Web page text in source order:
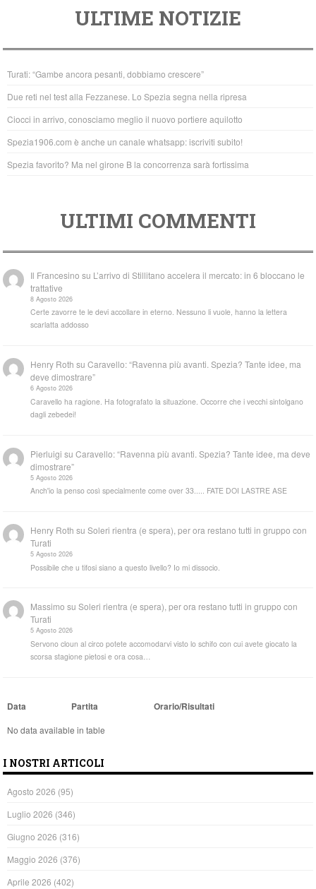
e
b
o
o
k
er
at
s
A
p
p
ULTIME NOTIZIE
Turati: “Gambe ancora pesanti, dobbiamo crescere”
Due reti nel test alla Fezzanese. Lo Spezia segna nella ripresa
Ciocci in arrivo, conosciamo meglio il nuovo portiere aquilotto
Spezia1906.com è anche un canale whatsapp: iscriviti subito!
Spezia favorito? Ma nel girone B la concorrenza sarà fortissima
ULTIMI COMMENTI
Il Francesino su L’arrivo di Stillitano accelera il mercato: in 6 bloccano le
trattative
8 Agosto 2026
Certe zavorre te le devi accollare in eterno. Nessuno li vuole, hanno la lettera
scarlatta addosso
Henry Roth suCaravello: “Ravenna più avanti. Spezia? Tante idee, ma
deve dimostrare”
6 Agosto 2026
Caravello ha ragione. Ha fotografato la situazione. Occorre che i vecchi sintolgano
dagli zebedei!
Pierluigi suCaravello: “Ravenna più avanti. Spezia? Tante idee, ma deve
dimostrare”
5 Agosto 2026
Anch'io la penso così specialmente come over 33..... FATE DOI LASTRE ASE
Henry Roth suSoleri rientra (e spera), per ora restano tutti in gruppo con
Turati
5 Agosto 2026
Possibile che u tifosi siano a questo livello? Io mi dissocio.
Massimo suSoleri rientra (e spera), per ora restano tutti in gruppo con
Turati
5 Agosto 2026
Servono cloun al circo potete accomodarvi visto lo schifo con cui avete giocato la
scorsa stagione pietosi e ora cosa…
Data Partita Orario/Risultati
No data available in table
I NOSTRI ARTICOLI
Agosto 2026 (95)
Luglio 2026 (346)
Giugno 2026 (316)
Maggio 2026 (376)
Aprile 2026 (402)